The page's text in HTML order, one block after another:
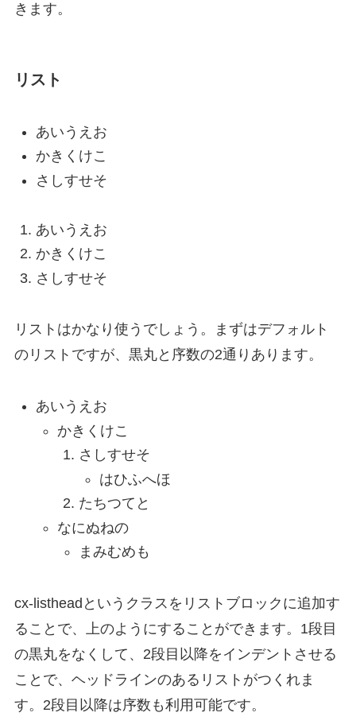
きます。
リスト
あいうえお
かきくけこ
さしすせそ
あいうえお
かきくけこ
さしすせそ
リスト はかなり使うでしょう。まずはデフォルト
のリストですが、黒丸と序数の2通りあります。
あいうえお
かきくけこ
さしすせそ
はひふへほ
たちつてと
なにぬねの
まみむめも
cx-listhead というクラスをリストブロックに追加す
ることで、上のようにすることができます。1段目
の黒丸をなくして、2段目以降をインデントさせる
ことで、ヘッドラインのあるリストがつくれま
す。2段目以降は序数も利用可能です。